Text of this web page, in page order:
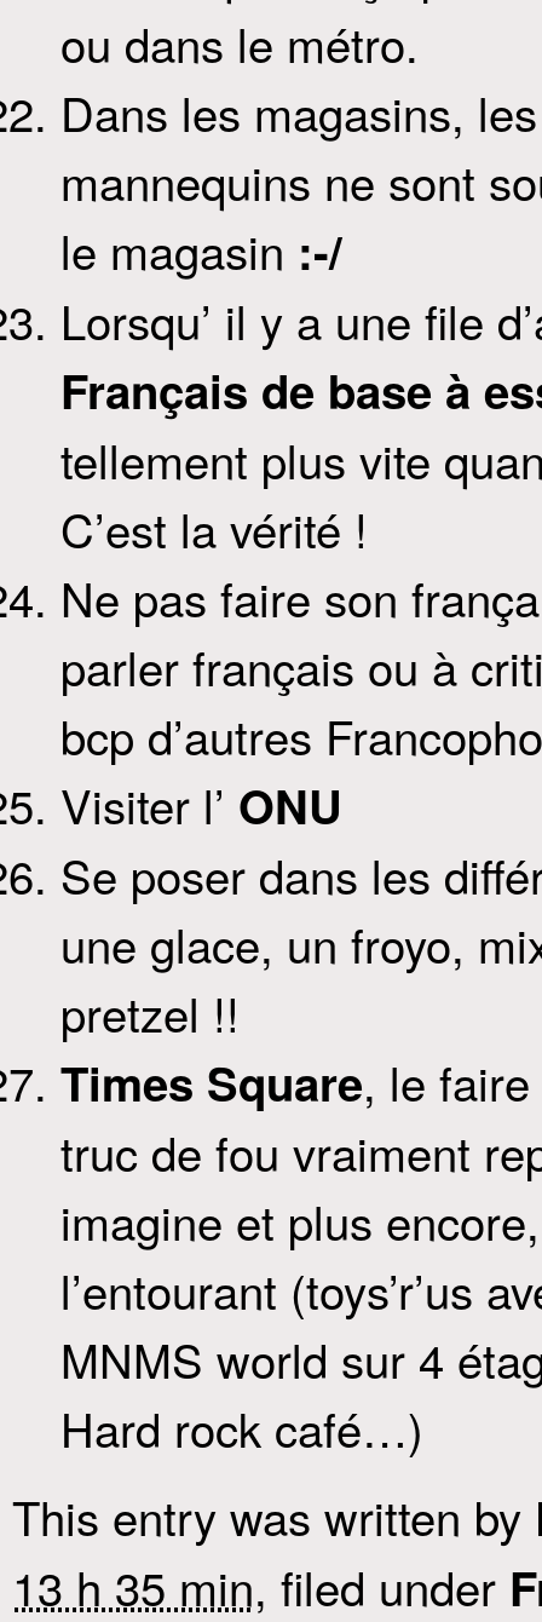
ou dans le métro.
Dans les magasins,
mannequins ne sont
le magasin :-/
Lorsqu’ il y a une file
Français de base à
tellement plus vite
C’est la vérité !
Ne pas faire son
parler français ou à
bcp d’autres
Visiter l’ ONU
Se poser dans les
une glace, un froyo,
pretzel !!
Times Square, le
truc de fou vraiment
imagine et plus
l’entourant (toys’r’us
MNMS world sur 4
Hard rock café…)
This entry was written by
13 h 35 min, filed under